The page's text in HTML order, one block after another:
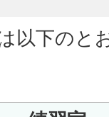
以下のと